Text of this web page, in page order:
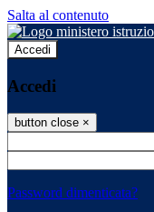
Salta al contenuto
Accedi
Accedi
button close ×
Password dimenticata?